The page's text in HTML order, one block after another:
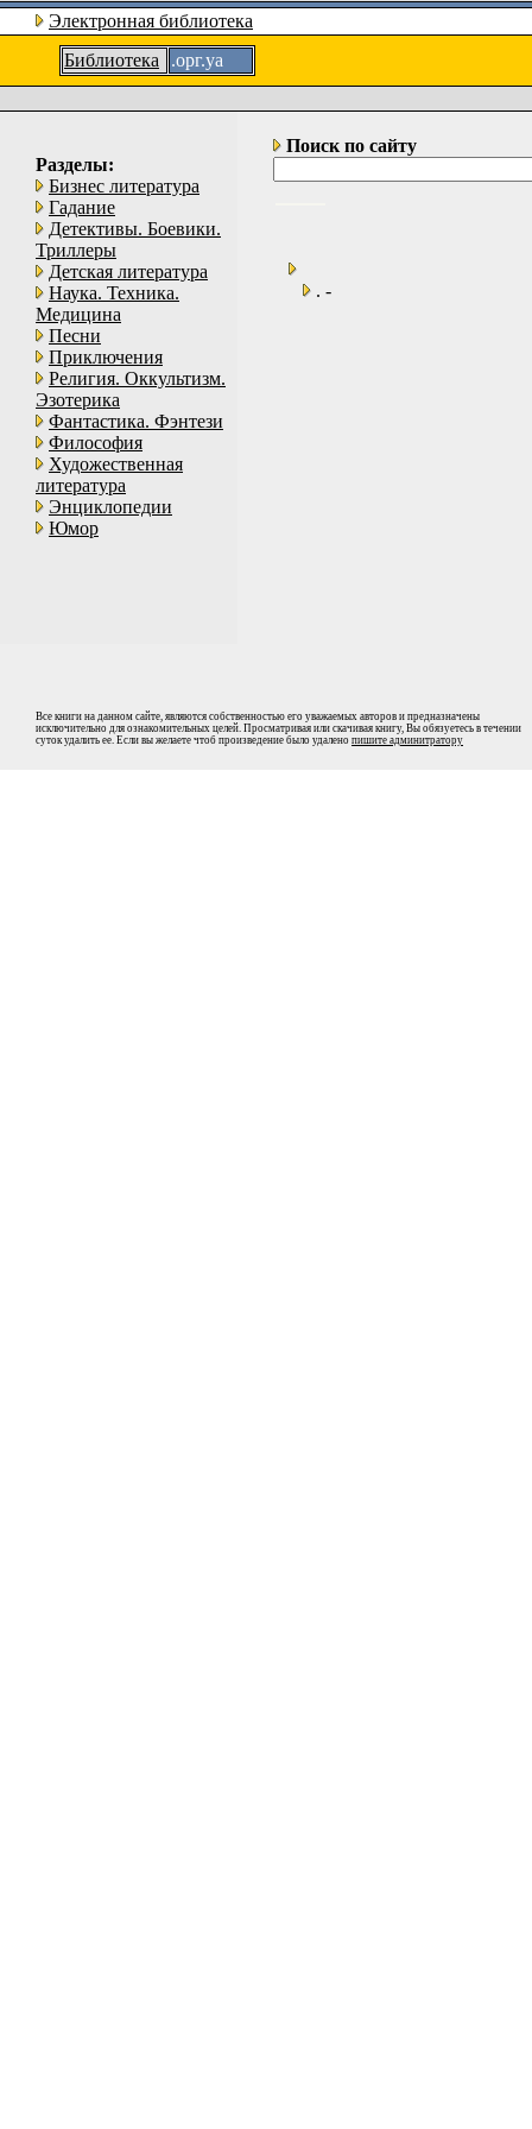
Электронная библиотека
Библиотека
.орг.уа
Разделы:
Бизнес литература
Гадание
Детективы. Боевики.
Триллеры
Детская литература
Наука. Техника.
Медицина
Песни
Приключения
Религия. Оккультизм.
Эзотерика
Фантастика. Фэнтези
Философия
Художественная
литература
Энциклопедии
Юмор
Поиск по сайту
. -
Все книги на данном сайте, являются собственностью его уважаемых авторов и предназначены
исключительно для ознакомительных целей. Просматривая или скачивая книгу, Вы обязуетесь в течении
суток удалить ее. Если вы желаете чтоб произведение было удалено пишите админитратору